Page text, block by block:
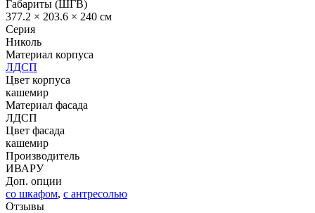
Габариты (ШГВ)
377.2 × 203.6 × 240 см
Серия
Николь
Материал корпуса
ЛДСП
Цвет корпуса
кашемир
Материал фасада
ЛДСП
Цвет фасада
кашемир
Производитель
ИВАРУ
Доп. опции
со шкафом, с антресолью
Отзывы